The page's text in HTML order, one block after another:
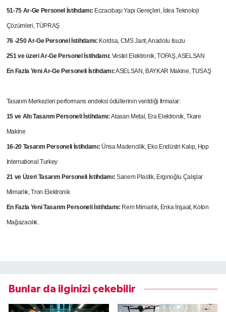
51-75 Ar-Ge Personel İstihdamı: Eczacıbaşı Yapı Gereçleri, İdea Teknoloji
Çözümleri, TÜPRAŞ
76 -250 Ar-Ge Personel İstihdamı: Kordsa, CMS Jant, Anadolu Isuzu
251 ve üzeri Ar-Ge Personel İstihdamı: Vestel Elektronik, TOFAŞ, ASELSAN
En Fazla Yeni Ar-Ge Personeli İstihdamı:ASELSAN, BAYKAR Makine, TUSAŞ
Tasarım Merkezleri performans endeksi ödüllerinin verildiği firmalar:
15 ve Altı Tasarım Personeli İstihdamı:Atasan Metal, Era Elektronik, Tkare
Makine
16-20 Tasarım Personeli İstihdamı: Ünsa Madencilik, Eko Endüstri Kalıp, Hpp
International Turkey
21 ve Üzeri Tasarım Personeli İstihdamı: Sanem Plastik, Erginoğlu Çalışlar
Mimarlık, Tron Elektronik
En Fazla Yeni Tasarım Personeli İstihdamı: Rem Mimarlık, Enka İnşaat, Koton
Mağazacılık.
Bunlar da ilginizi çekebilir